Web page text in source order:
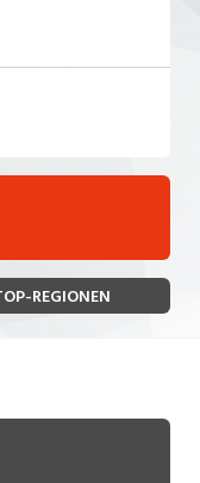
Sport
REGIONEN